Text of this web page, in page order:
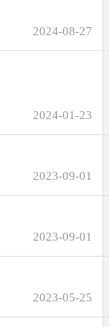
2024-08-27
2024-01-23
2023-09-01
2023-09-01
2023-05-25